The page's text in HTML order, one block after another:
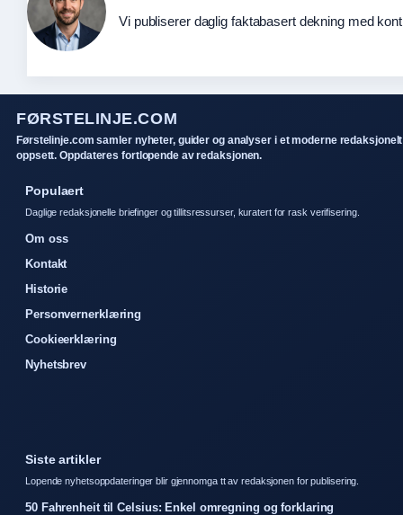
Vi publiserer daglig faktabasert dekning med
FØRSTELINJE.COM
Førstelinje.com samler nyheter, guider og analyser i et moderne redaksjonelt
oppsett. Oppdateres fortlopende av redaksjonen.
Populaert
Daglige redaksjonelle briefinger og tillitsressurser, kuratert for rask verifisering.
Om oss
Kontakt
Historie
Personvernerklæring
Cookieerklæring
Nyhetsbrev
Siste artikler
Lopende nyhetsoppdateringer blir gjennomga tt av redaksjonen for publisering.
50 Fahrenheit til Celsius: Enkel omregning og forklaring